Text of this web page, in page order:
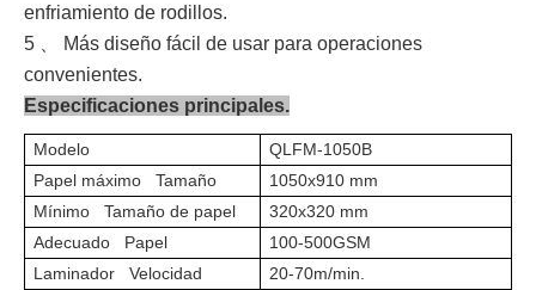
enfriamiento de rodillos.
5 、 Más diseño fácil de usar para operaciones
convenientes.
Especificaciones principales.
Modelo
QLFM-1050B
Papel máximo Tamaño
1050x910 mm
Mínimo Tamaño de papel
320x320 mm
Adecuado Papel
100-500GSM
Laminador Velocidad
20-70m/min.